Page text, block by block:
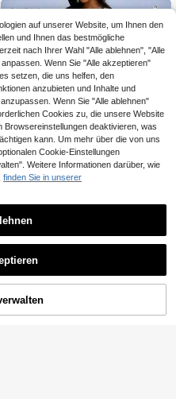
SHEIN Lady
SHEIN Lady Große Größen Set aus
V-Ausschnitt Top mit asymmetrisch
em Saum und Hose, 2-teilig, Lässig
HINZUFÜGEN
auf unserer Website, um Ihnen den
und Ihnen das bestmögliche
nach Ihrer Wahl "Alle ablehnen", "Alle
Wenn Sie "Alle akzeptieren"
setzen, die uns helfen, den
anzubieten und Inhalte und
Wenn Sie "Alle ablehnen"
Cookies zu, die unsere Website
Browsereinstellungen deaktivieren, was
kann. Um mehr über die von uns
Cookie-Einstellungen
Weitere Informationen darüber, wie
finden Sie in unserer